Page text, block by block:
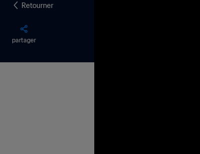
Retourner
partager